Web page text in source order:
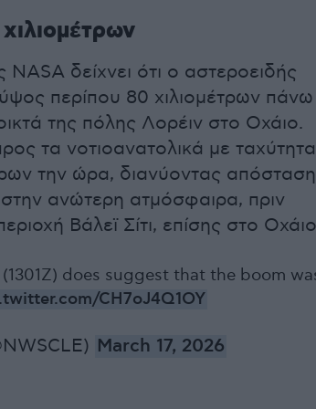
δείχνει ότι ο αστεροειδής
περίπου 80 χιλιομέτρων πάνω
της πόλης Λορέιν στο Οχάιο.
τα νοτιοανατολικά με ταχύτητα
την ώρα, διανύοντας απόσταση
ανώτερη ατμόσφαιρα, πριν
Βάλεϊ Σίτι, επίσης στο
does suggest that the boom
CH7oJ4Q1OY
March 17, 2026